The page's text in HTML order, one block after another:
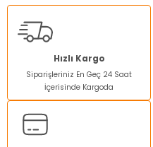
kullanarak tarafımıza
Görüş ve önerileriniz için
Ürün resmi kalitesiz, bozuk
Ürün açıklamasında eksik
Ürün bilgilerinde hatalar
Ürün fiyatı diğer sitelerden
Bu ürüne benzer farklı
Hızlı Kargo
Siparişleriniz En Geç 24 Saat
İçerisinde Kargoda